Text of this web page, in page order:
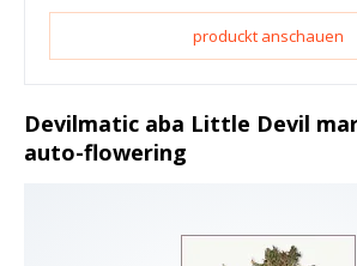
produckt anschauen
Devilmatic aba Little Devil
auto-flowering